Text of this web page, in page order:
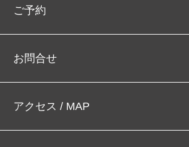
ご予約
お問合せ
アクセス / MAP